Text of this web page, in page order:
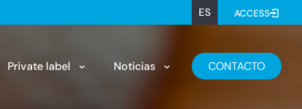
ES ACCESS
Private label Noticias CONTACTO